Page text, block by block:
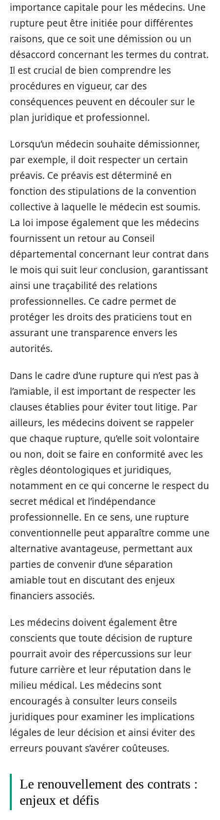
importance capitale pour les médecins. Une
rupture peut être initiée pour différentes
raisons, que ce soit une démission ou un
désaccord concernant les termes du contrat.
Il est crucial de bien comprendre les
procédures en vigueur, car des
conséquences peuvent en découler sur le
plan juridique et professionnel.
Lorsqu’un médecin souhaite démissionner,
par exemple, il doit respecter un certain
préavis. Ce préavis est déterminé en
fonction des stipulations de la convention
collective à laquelle le médecin est soumis.
La loi impose également que les médecins
fournissent un retour au Conseil
départemental concernant leur contrat dans
le mois qui suit leur conclusion, garantissant
ainsi une traçabilité des relations
professionnelles. Ce cadre permet de
protéger les droits des praticiens tout en
assurant une transparence envers les
autorités.
Dans le cadre d’une rupture qui n’est pas à
l’amiable, il est important de respecter les
clauses établies pour éviter tout litige. Par
ailleurs, les médecins doivent se rappeler
que chaque rupture, qu’elle soit volontaire
ou non, doit se faire en conformité avec les
règles déontologiques et juridiques,
notamment en ce qui concerne le respect du
secret médical et l’indépendance
professionnelle. En ce sens, une rupture
conventionnelle peut apparaître comme une
alternative avantageuse, permettant aux
parties de convenir d’une séparation
amiable tout en discutant des enjeux
financiers associés.
Les médecins doivent également être
conscients que toute décision de rupture
pourrait avoir des répercussions sur leur
future carrière et leur réputation dans le
milieu médical. Les médecins sont
encouragés à consulter leurs conseils
juridiques pour examiner les implications
légales de leur décision et ainsi éviter des
erreurs pouvant s’avérer coûteuses.
Le renouvellement des contrats :
enjeux et défis